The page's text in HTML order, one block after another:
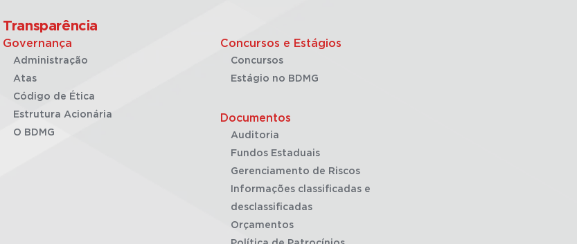
Transparência
Governança
Administração
Atas
Código de Ética
Estrutura Acionária
O BDMG
Concursos e Estágios
Concursos
Estágio no BDMG
Documentos
Auditoria
Fundos Estaduais
Gerenciamento de Riscos
Informações classificadas e
desclassificadas
Orçamentos